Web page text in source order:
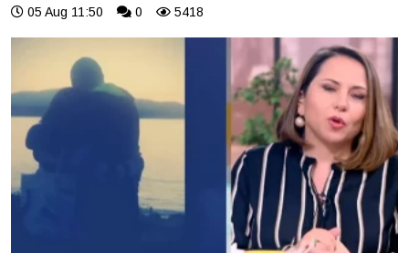
05 Aug 11:50 0 5418